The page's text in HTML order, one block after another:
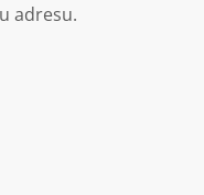
adresu.